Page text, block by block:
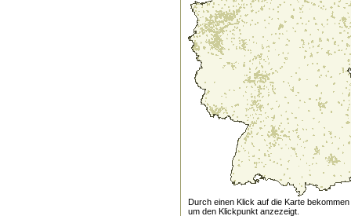
Durch einen Klick auf die Karte
um den Klickpunkt anzezeigt.